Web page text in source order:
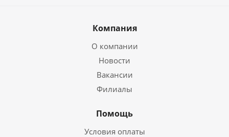
Компания
О компании
Новости
Вакансии
Филиалы
Помощь
Условия оплаты